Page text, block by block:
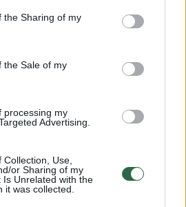
the Sharing of my
the Sale of my
processing my
Advertising.
Use,
or Sharing of my
Is Unrelated with the
it was collected.
daugiausia dėl to,
Įtakos galėjo
10 000 yra šiek tiek
rekomendacija buvo
žingsniamatį, o ne
rekomendacija.